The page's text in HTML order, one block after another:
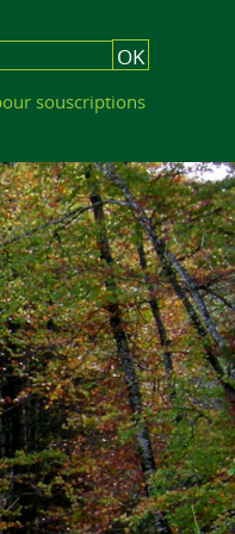
souscriptions